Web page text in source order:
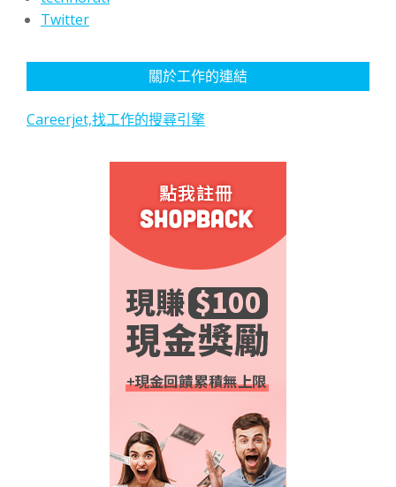
Twitter
關於工作的連結
Careerjet,找工作的搜尋引擎